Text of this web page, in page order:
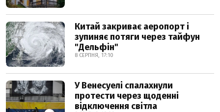
Китай закриває аеропорт і
зупиняє потяги через тайфун
"Дельфін"
8 СЕРПНЯ, 17:10
У Венесуелі спалахнули
протести через щоденні
відключення світла